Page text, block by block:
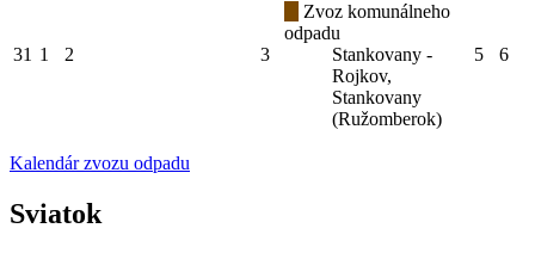
31 1 2 3
Zvoz komunálneho
odpadu
Stankovany -
Rojkov,
Stankovany
(Ružomberok)
5 6
Kalendár zvozu odpadu
Sviatok